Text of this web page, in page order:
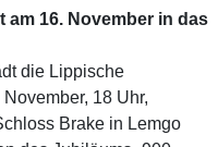
am 16. November in das
die Lippische
18 Uhr,
Brake in Lemgo